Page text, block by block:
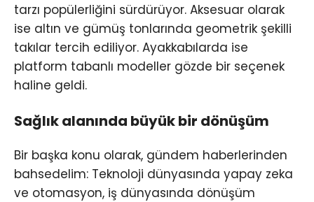
tarzı popülerliğini sürdürüyor. Aksesuar olarak
ise altın ve gümüş tonlarında geometrik şekilli
takılar tercih ediliyor. Ayakkabılarda ise
platform tabanlı modeller gözde bir seçenek
haline geldi.
Sağlık alanında büyük bir dönüşüm
Bir başka konu olarak, gündem haberlerinden
bahsedelim: Teknoloji dünyasında yapay zeka
ve otomasyon, iş dünyasında dönüşüm